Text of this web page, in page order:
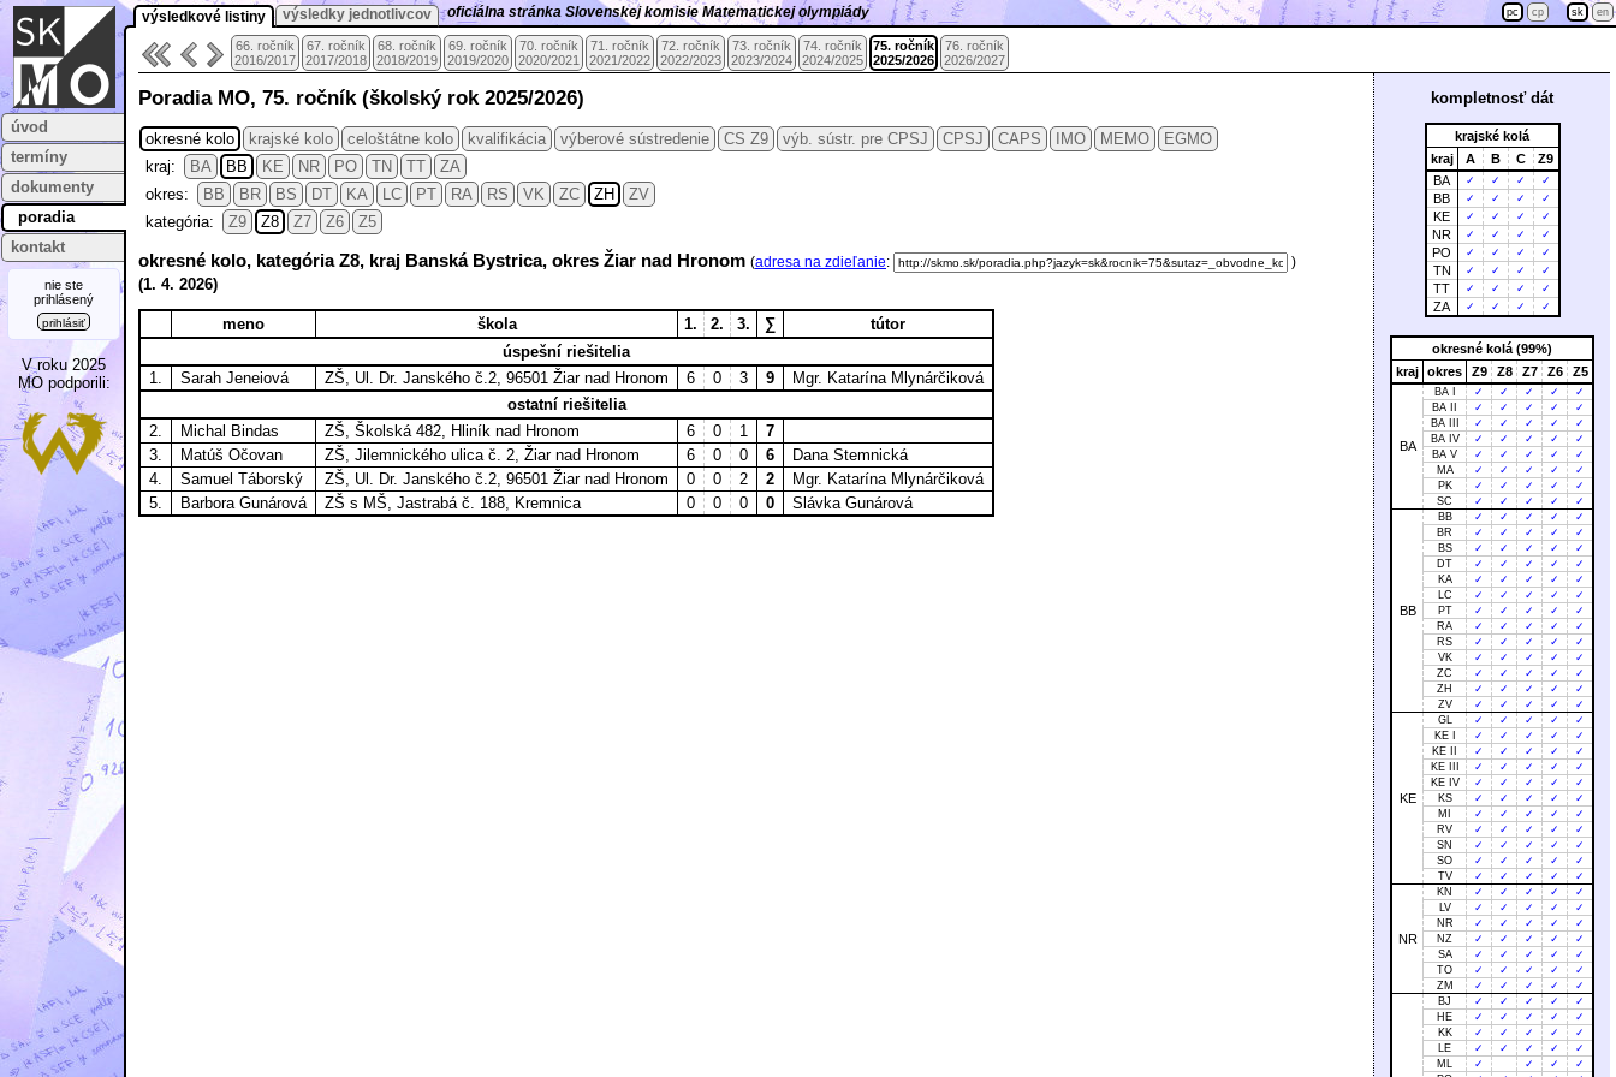
úvod
termíny
dokumenty
poradia
kontakt
nie ste
prihlásený
prihlásiť
V roku 2025
MO podporili:
výsledkové listiny výsledky jednotlivcov oficiálna stránka Slovenskej komisie Matematickej olympiády pc cp sk en
66. ročník
2016/2017
67. ročník
2017/2018
68. ročník
2018/2019
69. ročník
2019/2020
70. ročník
2020/2021
71. ročník
2021/2022
72. ročník
2022/2023
73. ročník
2023/2024
74. ročník
2024/2025
75. ročník
2025/2026
76. ročník
2026/2027
kompletnosť dát
krajské kolá
kraj
A B C
Z9
BA
✓ ✓ ✓ ✓
BB ✓ ✓ ✓ ✓
KE ✓ ✓ ✓ ✓
NR ✓ ✓ ✓ ✓
PO ✓ ✓ ✓ ✓
TN ✓ ✓ ✓ ✓
TT ✓ ✓ ✓ ✓
ZA ✓ ✓ ✓ ✓
okresné kolá (99%)
kraj okres Z9 Z8 Z7 Z6 Z5
BA
BA I ✓ ✓ ✓ ✓
✓
BA II
✓ ✓ ✓ ✓
✓
BA III
✓ ✓ ✓ ✓
✓
BA IV
✓ ✓ ✓ ✓
✓
BA V
✓ ✓ ✓ ✓
✓
MA
✓ ✓ ✓ ✓
✓
PK
✓ ✓ ✓ ✓
✓
SC
✓ ✓ ✓ ✓ ✓
BB
BB ✓ ✓ ✓ ✓
✓
BR
✓ ✓ ✓ ✓
✓
BS
✓ ✓ ✓ ✓
✓
DT
✓ ✓ ✓ ✓
✓
KA
✓ ✓ ✓ ✓
✓
LC
✓ ✓ ✓ ✓
✓
PT
✓ ✓ ✓ ✓
✓
RA
✓ ✓ ✓ ✓
✓
RS
✓ ✓ ✓ ✓
✓
VK
✓ ✓ ✓ ✓
✓
ZC
✓ ✓ ✓ ✓
✓
ZH
✓ ✓ ✓ ✓
✓
ZV
✓ ✓ ✓ ✓ ✓
KE
GL ✓ ✓ ✓ ✓
✓
KE I
✓ ✓ ✓ ✓
✓
KE II
✓ ✓ ✓ ✓
✓
KE III
✓ ✓ ✓ ✓
✓
KE IV
✓ ✓ ✓ ✓
✓
KS
✓ ✓ ✓ ✓
✓
MI
✓ ✓ ✓ ✓
✓
RV
✓ ✓ ✓ ✓
✓
SN
✓ ✓ ✓ ✓
✓
SO
✓ ✓ ✓ ✓
✓
TV
✓ ✓ ✓ ✓ ✓
NR
KN ✓ ✓ ✓ ✓
✓
LV
✓ ✓ ✓ ✓
✓
NR
✓ ✓ ✓ ✓
✓
NZ
✓ ✓ ✓ ✓
✓
SA
✓ ✓ ✓ ✓
✓
TO
✓ ✓ ✓ ✓
✓
ZM
✓ ✓ ✓ ✓
✓
BJ
✓ ✓ ✓ ✓
✓
HE
✓ ✓ ✓ ✓
✓
KK
✓ ✓ ✓ ✓
✓
LE
✓ ✓ ✓ ✓
✓
ML
✓ ✓ ✓
✓
Poradia MO, 75. ročník (školský rok 2025/2026)
okresné kolo krajské kolo celoštátne kolo kvalifikácia výberové sústredenie CS Z9 výb. sústr. pre CPSJ CPSJ CAPS IMO MEMO
EGMO
kraj:
BA BB KE NR PO TN TT
ZA
okres:
BB BR BS DT KA LC PT RA RS VK ZC ZH
ZV
kategória:
Z9 Z8 Z7 Z6 Z5
okresné kolo, kategória Z8, kraj Banská Bystrica, okres Žiar nad Hronom (adresa na zdieľanie: )
(1. 4. 2026)
meno škola 1. 2. 3. ∑
tútor
úspešní riešitelia
1.
Sarah Jeneiová ZŠ, Ul. Dr. Janského č.2, 96501 Žiar nad Hronom 6 0 3 9
Mgr. Katarína Mlynárčiková
ostatní riešitelia
2.
Michal Bindas ZŠ, Školská 482, Hliník nad Hronom 6 0 1
7
3.
Matúš Očovan ZŠ, Jilemnického ulica č. 2, Žiar nad Hronom 6 0 0 6
Dana Stemnická
4.
Samuel Táborský ZŠ, Ul. Dr. Janského č.2, 96501 Žiar nad Hronom 0 0 2 2
Mgr. Katarína Mlynárčiková
5.
Barbora Gunárová ZŠ s MŠ, Jastrabá č. 188, Kremnica 0 0 0 0 Slávka Gunárová